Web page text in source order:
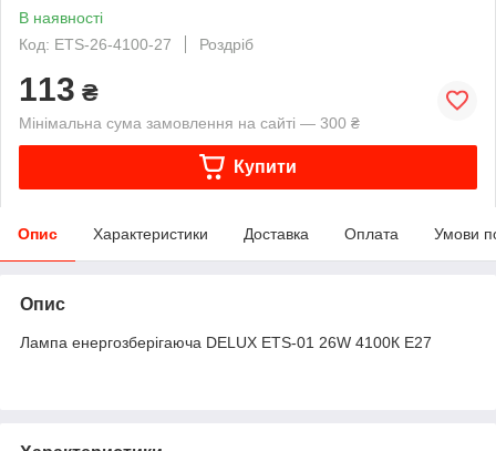
В наявності
Код: ETS-26-4100-27
Роздріб
113 ₴
Мінімальна сума замовлення на сайті — 300 ₴
Купити
Опис Характеристики Доставка Оплата Умови
Опис
Лампа енергозберігаюча DELUX ETS-01 26W 4100К E27